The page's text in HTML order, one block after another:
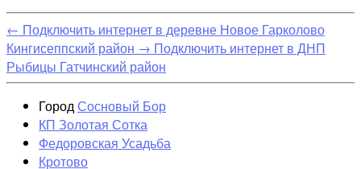
← Подключить интернет в деревне Новое Гарколово
Кингисеппский район → Подключить интернет в ДНП
Рыбицы Гатчинский район
ГородСосновый Бор
КП Золотая Сотка
Федоровская Усадьба
Кротово